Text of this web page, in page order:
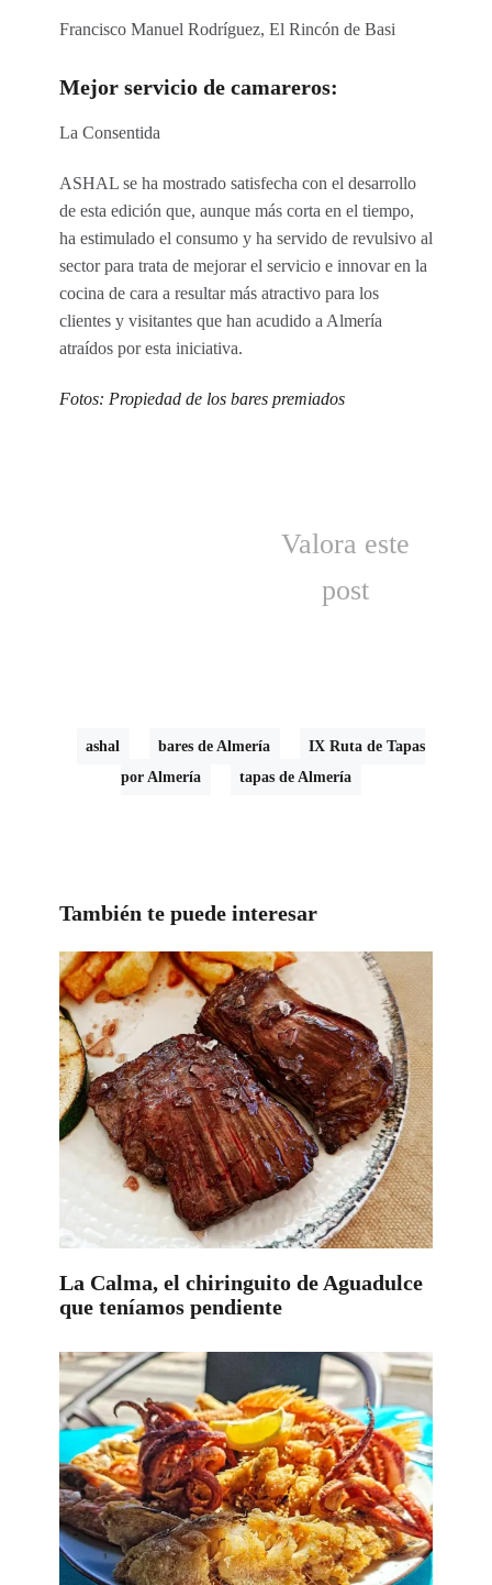
Francisco Manuel Rodríguez, El Rincón de Basi
Mejor servicio de camareros:
La Consentida
ASHAL se ha mostrado satisfecha con el desarrollo
de esta edición que, aunque más corta en el tiempo,
ha estimulado el consumo y ha servido de revulsivo al
sector para trata de mejorar el servicio e innovar en la
cocina de cara a resultar más atractivo para los
clientes y visitantes que han acudido a Almería
atraídos por esta iniciativa.
Fotos: Propiedad de los bares premiados
Valora este
post
ashal bares de Almería
IX Ruta de Tapas
por Almería
tapas de Almería
También te puede interesar
La Calma, el chiringuito de Aguadulce
que teníamos pendiente